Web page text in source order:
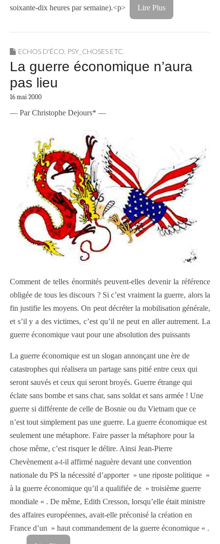
soixante-dix heures par semaine).<p> Lire Plus
ECHOS D'ÉCO PSY_CHOSES ETC.
La guerre économique n’aura
pas lieu
16 mai 2000
— Par Christophe Dejours* —
Comment de telles énormités peuvent-elles devenir la référence
obligée de tous les discours ? Si c’est vraiment la guerre, alors la
fin justifie les moyens. On peut décréter la mobilisation générale,
et s’il y a des victimes, c’est qu’il ne peut en aller autrement. La
guerre économique vaut pour une absolution des puissants
La guerre économique est un slogan annonçant une ère de
catastrophes qui réalisera un partage sans pitié entre ceux qui
seront sauvés et ceux qui seront broyés. Guerre étrange qui
éclate sans bombe et sans char, sans soldat et sans armée ! Une
guerre si différente de celle de Bosnie ou du Vietnam que ce
n’est tout simplement pas une guerre. La guerre économique est
seulement une métaphore. Faire passer la métaphore pour la
chose même, c’est risquer le délire. Ainsi Jean-Pierre
Chevènement a-t-il affirmé naguère devant une convention
nationale du PS la nécessité d’apporter » une riposte politique »
à la guerre économique qu’il a qualifiée de » troisième guerre
mondiale « . De même, Edith Cresson, lorsqu’elle était ministre
des affaires européennes, avait-elle préconisé la création en
France d’un » haut commandement de la guerre économique « .